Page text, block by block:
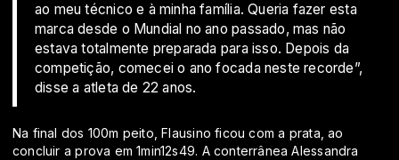
ao meu técnico e à minha família. Queria fazer esta
marca desde o Mundial no ano passado, mas não
estava totalmente preparada para isso. Depois da
competição, comecei o ano focada neste recorde”,
disse a atleta de 22 anos.
Na final dos 100m peito, Flausino ficou com a prata, ao
concluir a prova em 1min12s49. A conterrânea Alessandra